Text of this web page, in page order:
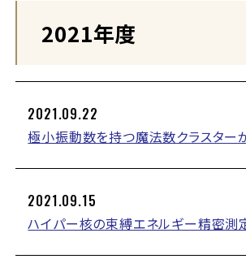
2021年度
2021.09.22
極小振動数を持つ魔法数クラスタ
2021.09.15
ハイパー核の束縛エネルギー精密